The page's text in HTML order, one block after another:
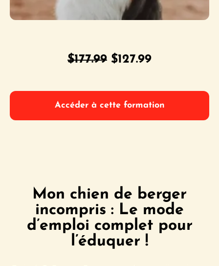
$177.99 Le
initial
$127.99Le
actuel
Accéder à cette formation
Mon chien de berger
incompris : Le mode
d’emploi complet pour
l’éduquer !